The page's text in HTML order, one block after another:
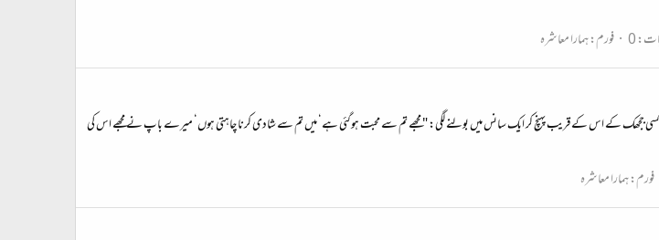
0 فورم:ہمارا معاشرہ
کسی ججھک کے اس کے قریب پہنچ کر ایک سانس میں بولنے لگی: " مجھے تم سے محبت ہوگئی ہے‘ میں تم سے شادی کرنا چاہتی ہوں‘ میرے باپ نے مجھے اس کی
فورم:ہمارا معاشرہ